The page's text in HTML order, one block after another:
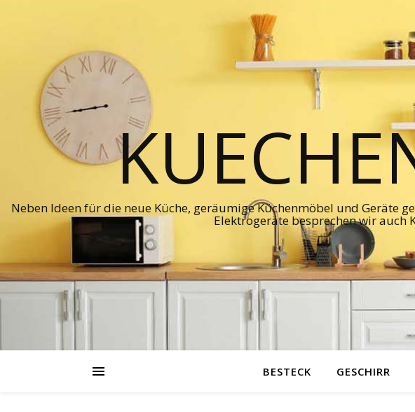
Neben Ideen für die neue Küche, geräumige Küchenmöbel und Geräte
Elektrogeräte besprechen wir auch
BESTECK GESCHIRR